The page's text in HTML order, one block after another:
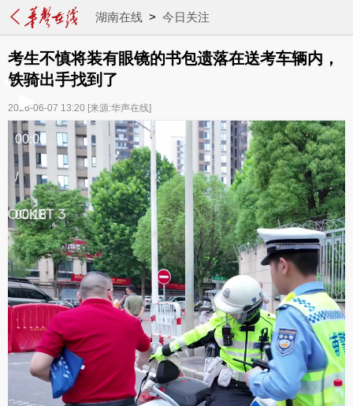
湖南在线> 今日关注
考生不慎将装有眼镜的书包遗落在送考车辆内，
铁骑出手找到了
2026-06-07 13:20 [来源:华声在线]
00:00
/
00:18